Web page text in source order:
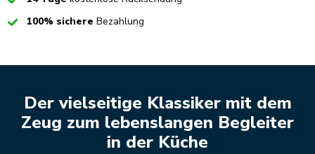
Checked100% sichere Bezahlung
Der vielseitige Klassiker mit dem
Zeug zum lebenslangen Begleiter
in der Küche